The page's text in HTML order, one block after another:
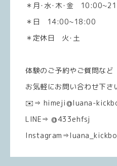
＊月･水･木･金
＊日 14:00~18:00
＊定休日 火･土
体験のご予約やご質問など
お気軽にお問い合わせ下
✉️⇒ himeji@luana-
LINE⇒ @433ehfsj